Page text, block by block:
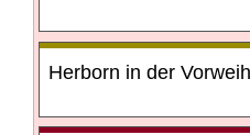
Herborn in der